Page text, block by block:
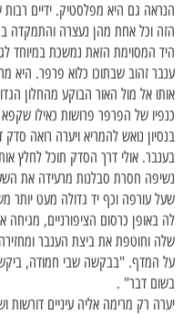
הנראה גם היא מפלסטיק. ידיים
הזה וכל אחת מהן נעצרה והתמקדה
היד המסוימת הזאת נמשכת במיוחד
ענבר זהוב שבתוכו כלוא פרפר. היא
אותו אל מול האור הבוקע מהחלון
כנפיו של הפרפר פרושות כאילו
בנסיון נואש להמריא ויערה רואה סדק
בענבר. אולי דרך הסדק תוכל לחלץ
נשיפה חסרת סבלנות מרעידה את
שעל עורפה וכף יד גדולה מעט יותר
לה באופן כרסום הציפורניים, מגיחה
שלה וחוטפת את ביצת הענבר
על המדף. "בבקשה שבי חמודה,
בשום דבר" .
יערה רק מרימה אליה עיניים דורשות